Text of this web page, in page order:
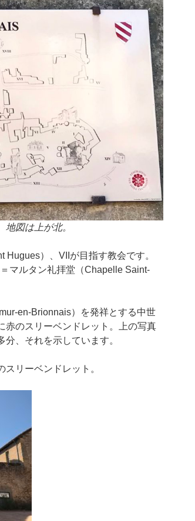
図は上が北。
Hugues）、VIIが目指す教会です。
マルタン礼拝堂（Chapelle Saint-
en-Brionnais）を発祥とする中世
赤のスリーベンドレット。上の写真
、それを示しています。
リーベンドレット。